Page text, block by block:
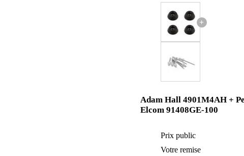
+
Adam Hall 4901M4AH +
Elcom 91408GE-100
Prix public
Votre remise